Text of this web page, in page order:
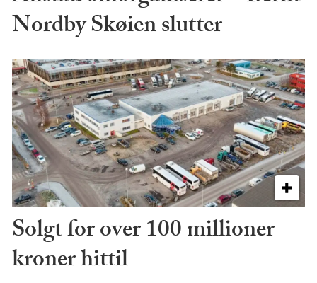
Nordby Skøien slutter
Solgt for over 100 millioner
kroner hittil